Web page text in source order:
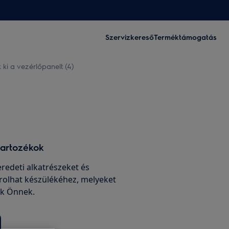
SzervizkeresőTerméktámogatás
a vezérlőpanelt (4)
alkatrészeket és
készülékéhez, melyeket
Önnek.